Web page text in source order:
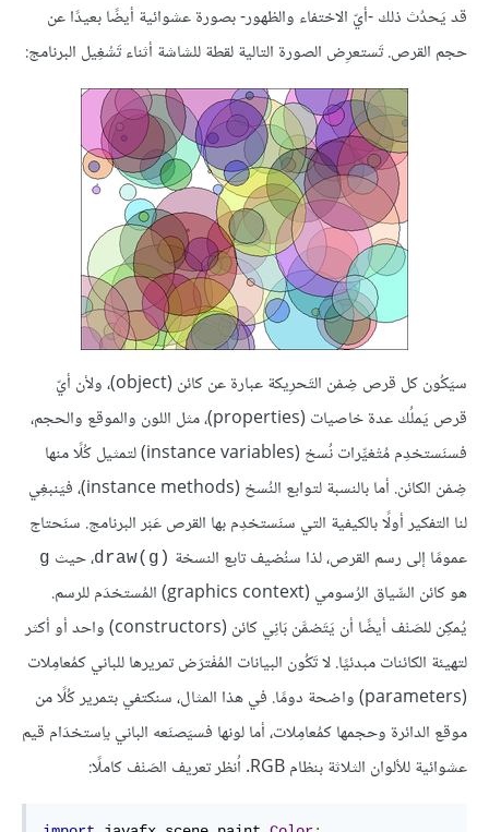
قد يَحدُث ذلك -أيّ الاختفاء والظهور- بصورة عشوائية أيضًا بعيدًا عن
حجم القرص. تَستعرِض الصورة التالية لقطة للشاشة أثناء تَشْغِيل البرنامج:
سيَكُون كل قرص ضِمْن التَحرِيكة عبارة عن كائن (object)، ولأن أيّ
قرص يَملُك عدة خاصيات (properties)، مثل اللون والموقع والحجم،
فسنَستخدِم مُتْغيِّرات نُسخ (instance variables) لتمثيل كُلًا منها
ضِمْن الكائن. أما بالنسبة لتوابع النُسخ (instance methods)، فيَنبغِي
لنا التفكير أولًا بالكيفية التي سنَستخدِم بها القرص عَبْر البرنامج. سنَحتاج
عمومًا إلى رسم القرص، لذا سنُضيف تابع النسخة draw(g)‎، حيث g
هو كائن السِّياق الرُسومي (graphics context) المُستخدَم للرسم.
يُمكِن للصَنْف أيضًا أن يَتَضمَّن بَانِي كائن (constructors) واحد أو أكثر
لتهيئة الكائنات مبدئيًا. لا تَكُون البيانات المُفْترَض تمريرها للباني كمُعامِلات
(parameters) واضحة دومًا. في هذا المثال، سنكتفي بتمرير كُلًا من
موقع الدائرة وحجمها كمُعامِلات، أما لونها فسيَصنَعه الباني باِستخدَام قيم
عشوائية للألوان الثلاثة بنظام RGB. اُنظر تعريف الصَنْف كاملًا: